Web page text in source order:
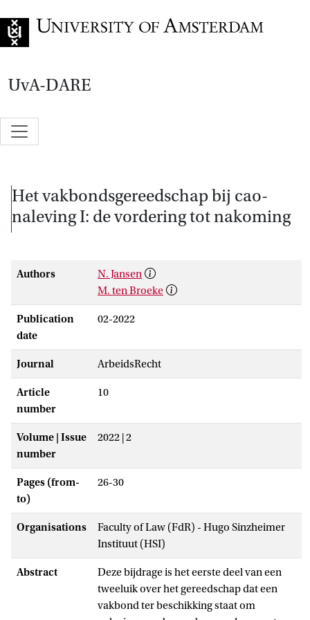
UvA-DARE
Het vakbondsgereedschap bij cao-
naleving I: de vordering tot nakoming
Authors
N. Jansen
M. ten Broeke
Publication
date
02-2022
Journal ArbeidsRecht
Article
number
10
Volume | Issue
number
2022 | 2
Pages (from-
to)
26-30
Organisations
Faculty of Law (FdR) - Hugo Sinzheimer
Instituut (HSI)
Abstract
Deze bijdrage is het eerste deel van een
tweeluik over het gereedschap dat een
vakbond ter beschikking staat om